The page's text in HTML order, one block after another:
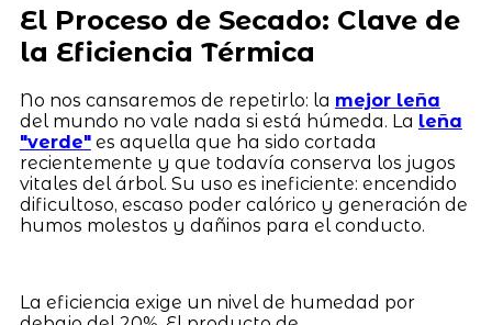
El Proceso de Secado: Clave de
la Eficiencia Térmica
No nos cansaremos de repetirlo: la mejor leña
del mundo no vale nada si está húmeda. La leña
"verde"es aquella que ha sido cortada
recientemente y que todavía conserva los jugos
vitales del árbol. Su uso es ineficiente: encendido
dificultoso, escaso poder calórico y generación de
humos molestos y dañinos para el conducto.
La eficiencia exige un nivel de humedad por